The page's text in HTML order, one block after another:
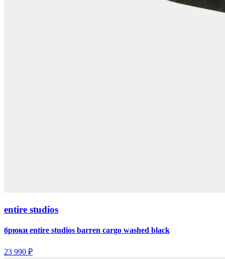
entire studios
брюки entire studios barren cargo washed black
23 990 ₽